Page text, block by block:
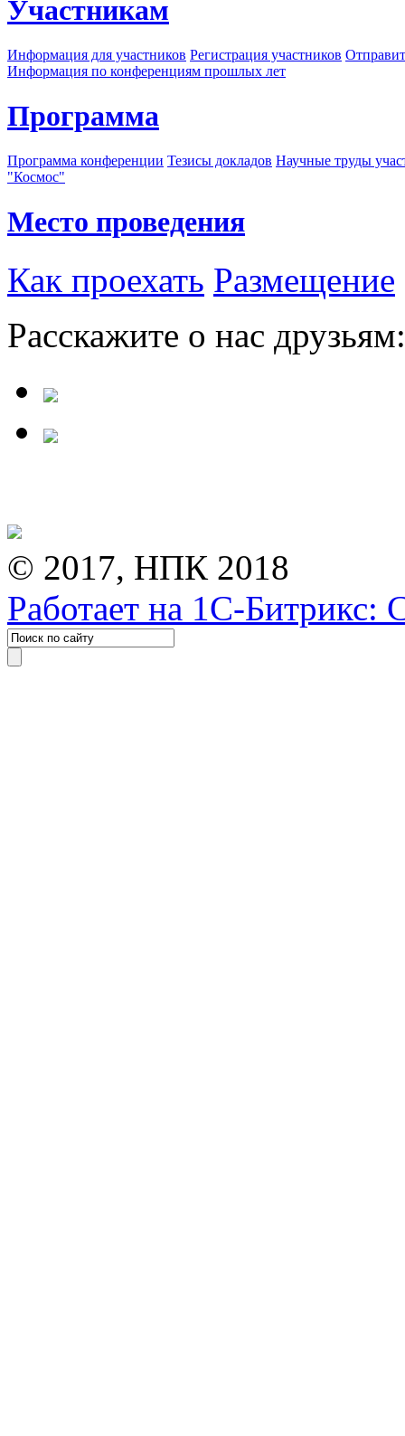
Участникам
Информация для участников Регистрация участников
Информация по конференциям прошлых лет
Программа
Программа конференции Тезисы докладов Научные труды
"Космос"
Место проведения
Как проехать Размещение
Расскажите о нас друзьям:
© 2017, НПК 2018
Работает на 1С-Битрикс: